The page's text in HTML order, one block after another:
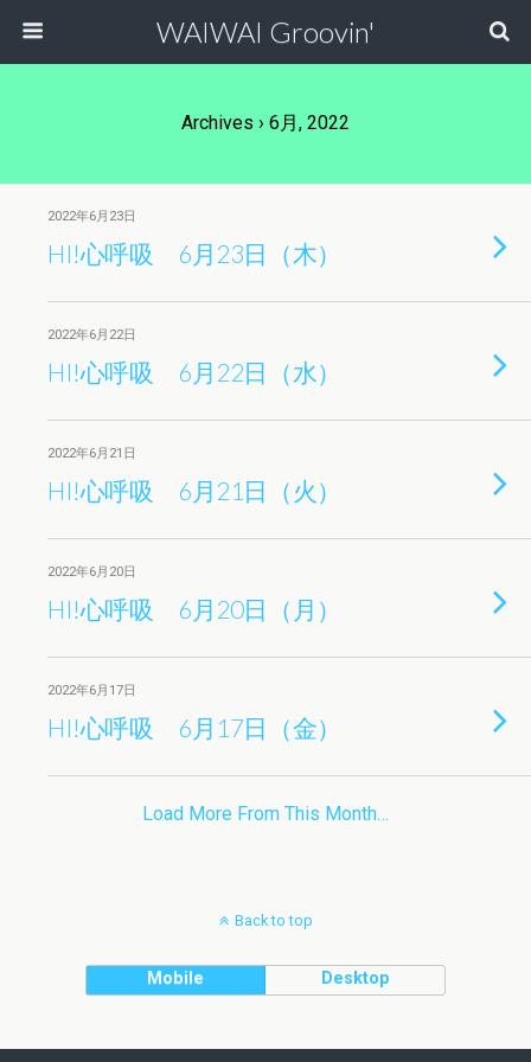
WAIWAI Groovin'
Archives › 6月, 2022
2022年6月23日
HI!心呼吸 6月23日（木）
2022年6月22日
HI!心呼吸 6月22日（水）
2022年6月21日
HI!心呼吸 6月21日（火）
2022年6月20日
HI!心呼吸 6月20日（月）
2022年6月17日
HI!心呼吸 6月17日（金）
Load More From This Month…
Back to top
Mobile Desktop